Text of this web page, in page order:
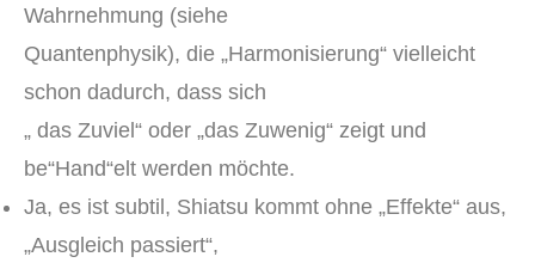
Wahrnehmung (siehe
Quantenphysik), die „Harmonisierung“ vielleicht
schon dadurch, dass sich
„ das Zuviel“ oder „das Zuwenig“ zeigt und
be“Hand“elt werden möchte.
Ja, es ist subtil, Shiatsu kommt ohne „Effekte“ aus,
„Ausgleich passiert“,